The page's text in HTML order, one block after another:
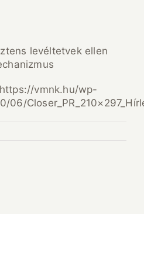
levéltetvek ellen
vmnk.hu/wp-
06/